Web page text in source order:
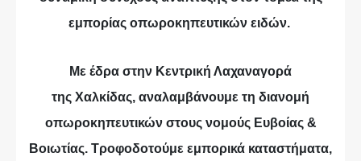
εμπορίας οπωροκηπευτικών ειδών.
Με έδρα στην Κεντρική Λαχαναγορά
της Χαλκίδας, αναλαμβάνουμε τη διανομή
οπωροκηπευτικών στους νομούς Ευβοίας &
Βοιωτίας. Τροφοδοτούμε εμπορικά καταστήματα,